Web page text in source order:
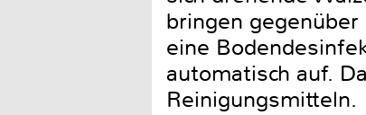
bringen
eine
automatisch auf.
Reinigungsmitteln.